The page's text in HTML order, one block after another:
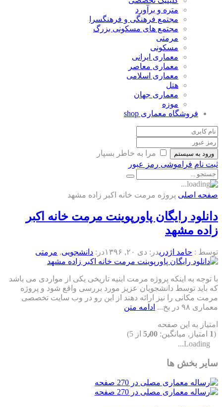
متره و برآورد
مجتمع فرهنگی و فرهنگسرا
مجتمع های مسکونی بزرگ
مرمتی
مسکونی
معماری ایرانی
معماری معاصر
معماری اسلامی
هتل
معماری جهان
موزه
فروشگاه معماری shop
ورود به سیستم
مرا به خاطر بسپار
ثبت نام فراموشی رمز عبور
صفحه اصلی پروژه مرمت خانه اکبر زاده مشهد
دانلود رایگان پاورپوینت مرمت خانه اکبر
زاده مشهد
توسط : حامد اژدریدر: دی ۲۰, ۱۳۹۶ در: دانشجویی, مرمتی
با توجه به اینکه پروژه مرمت ابنیه تاریخی یکی از مواردی می باشد
که باید توسط دانشجویان عزیز مورد بررسی واقع شود و پروژه
مرمت مکانی را نیز ارائه دهند از این رو در وب سایت تخصصی
معماری ۹۸ در بخ...
ادامه متن
امتیاز به این صفحه
(
1 امتیاز, میانگین: 5٫00 از 5)
Loading...
سایر بخش ها